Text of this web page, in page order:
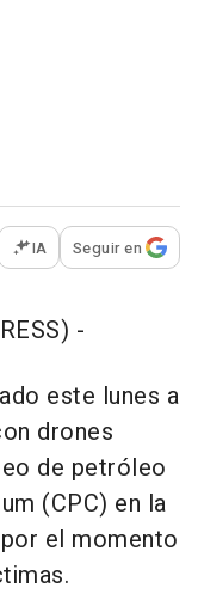
opciones para
IA Seguir en
-
este lunes a
drones
de petróleo
(CPC) en la
el momento